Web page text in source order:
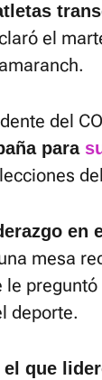
el
del
para
en
mesa
deporte.
el que